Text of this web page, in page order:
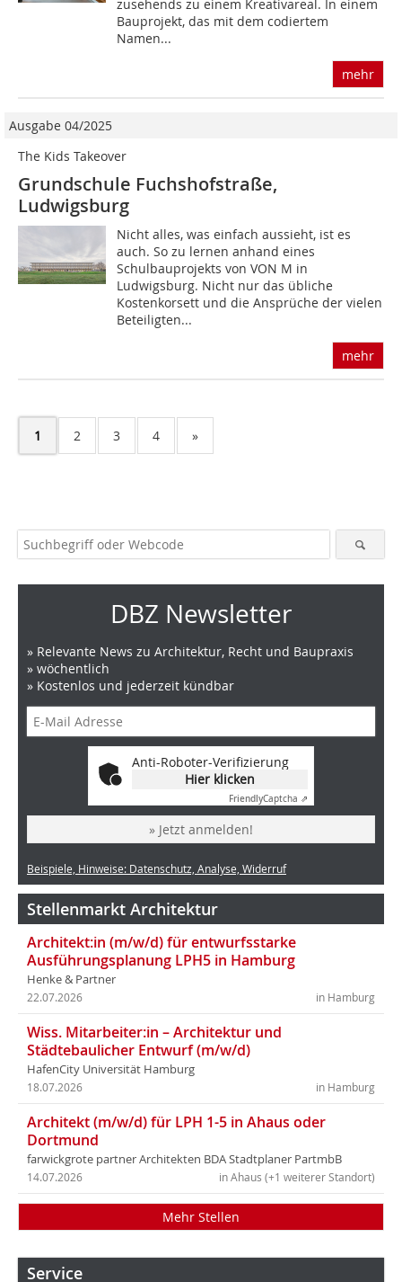
zusehends zu einem Kreativareal. In einem
Bauprojekt, das mit dem codiertem
Namen...
mehr
Ausgabe 04/2025
The Kids Takeover
Grundschule Fuchshofstraße,
Ludwigsburg
Nicht alles, was einfach aussieht, ist es
auch. So zu lernen anhand eines
Schulbauprojekts von VON M in
Ludwigsburg. Nicht nur das übliche
Kostenkorsett und die Ansprüche der vielen
Beteiligten...
mehr
1 2 3 4 »
DBZ Newsletter
» Relevante News zu Architektur, Recht und Baupraxis
» wöchentlich
» Kostenlos und jederzeit kündbar
Anti-Roboter-Verifizierung
Hier klicken
FriendlyCaptcha ⇗
» Jetzt anmelden!
Beispiele, Hinweise: Datenschutz, Analyse, Widerruf
Stellenmarkt Architektur
Architekt:in (m/w/d) für entwurfsstarke
Ausführungsplanung LPH5 in Hamburg
Henke & Partner
in Hamburg
22.07.2026
Wiss. Mitarbeiter:in – Architektur und
Städtebaulicher Entwurf (m/w/d)
HafenCity Universität Hamburg
in Hamburg
18.07.2026
Architekt (m/w/d) für LPH 1-5 in Ahaus oder
Dortmund
farwickgrote partner Architekten BDA Stadtplaner PartmbB
in Ahaus (+1 weiterer Standort)
14.07.2026
Mehr Stellen
Service